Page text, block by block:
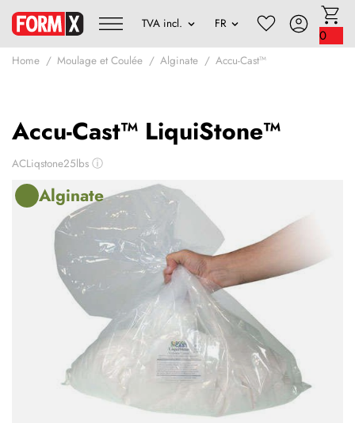
0
Home Moulage et Coulée Alginate Accu-Cast™
Accu-Cast™ LiquiStone™
ACLiqstone25lbs ⓘ
Alginate